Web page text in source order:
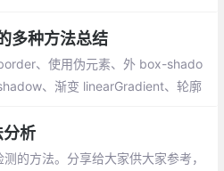
多种方法总结
、使用伪元素、外 box-shado
、渐变 linearGradient、轮廓
析
的方法。分享给大家供大家参考，